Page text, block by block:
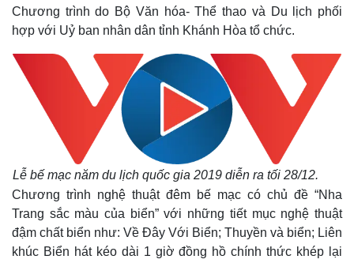
Chương trình do Bộ Văn hóa- Thể thao và Du lịch phối
hợp với Uỷ ban nhân dân tỉnh Khánh Hòa tổ chức.
Lễ bế mạc năm du lịch quốc gia 2019 diễn ra tối 28/12.
Chương trình nghệ thuật đêm bế mạc có chủ đề “Nha
Trang sắc màu của biển” với những tiết mục nghệ thuật
đậm chất biển như: Về Đây Với Biển; Thuyền và biển; Liên
khúc Biển hát kéo dài 1 giờ đồng hồ chính thức khép lại